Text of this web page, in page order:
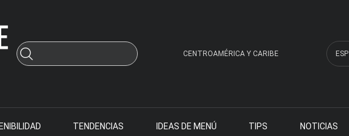
CENTROAMÉRICA Y CARIBE ESP
TENDENCIAS IDEAS DE MENÚ TIPS NOTICIAS